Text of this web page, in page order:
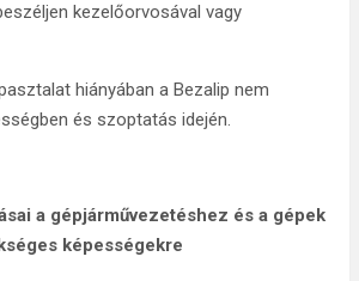
kezelőorvosával vagy
hiányában a Bezalip nem
és szoptatás idején.
a gépjárművezetéshez és a gépek
képességekre